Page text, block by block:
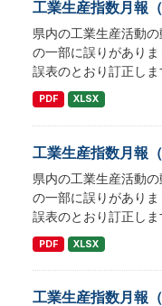
工業生産指数月報
県内の工業生産活動
の一部に誤りがあり
誤表のとおり訂正し
PDF XLSX
工業生産指数月報
県内の工業生産活動
の一部に誤りがあり
誤表のとおり訂正し
PDF XLSX
工業生産指数月報